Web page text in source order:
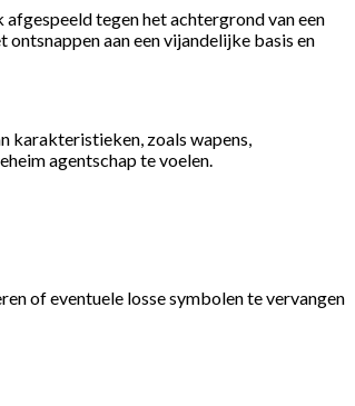
tegen het achtergrond van een
aan een vijandelijke basis en
karakteristieken, zoals wapens,
agentschap te voelen.
of eventuele losse symbolen te vervangen